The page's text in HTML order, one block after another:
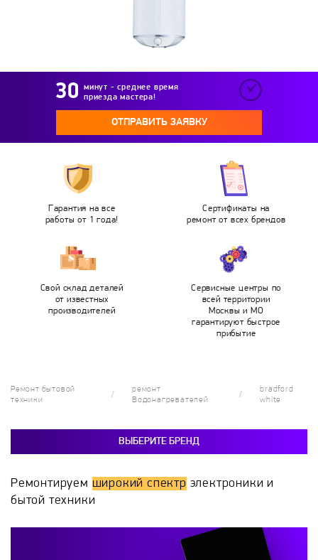
минут - среднее время
приезда мастера!
ОТПРАВИТЬ ЗАЯВКУ
Гарантия на все
работы от 1 года!
Сертификаты на
ремонт от всех брендов
Свой склад деталей
от известных
производителей
Сервисные центры по
всей территории
Москвы и МО
гарантируют быстрое
прибытие
Ремонт бытовой
техники
ремонт
Водонагревателей
bradford
white
ВЫБЕРИТЕ БРЕНД
Ремонтируем широкий спектр электроники и
бытой техники